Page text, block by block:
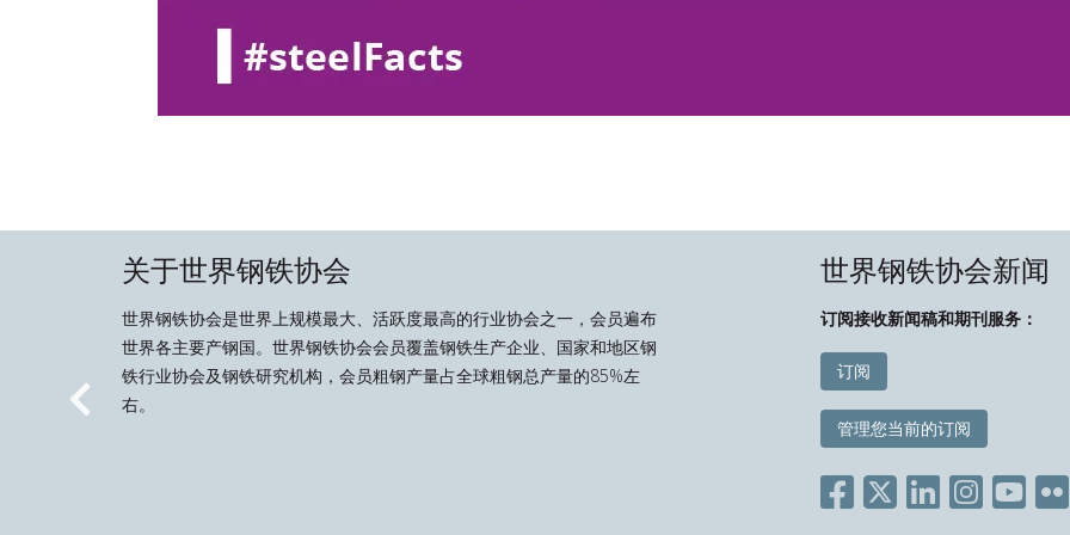
关于世界钢铁协会
世界钢铁协会是世界上规模最大、活跃度最高的行业协会之一，会员遍布
世界各主要产钢国。世界钢铁协会会员覆盖钢铁生产企业、国家和地区钢
铁行业协会及钢铁研究机构，会员粗钢产量占全球粗钢总产量的85%左
右。
世界钢铁协会新闻
订阅接收新闻稿和期刊服务：
订阅
管理您当前的订阅
Previous